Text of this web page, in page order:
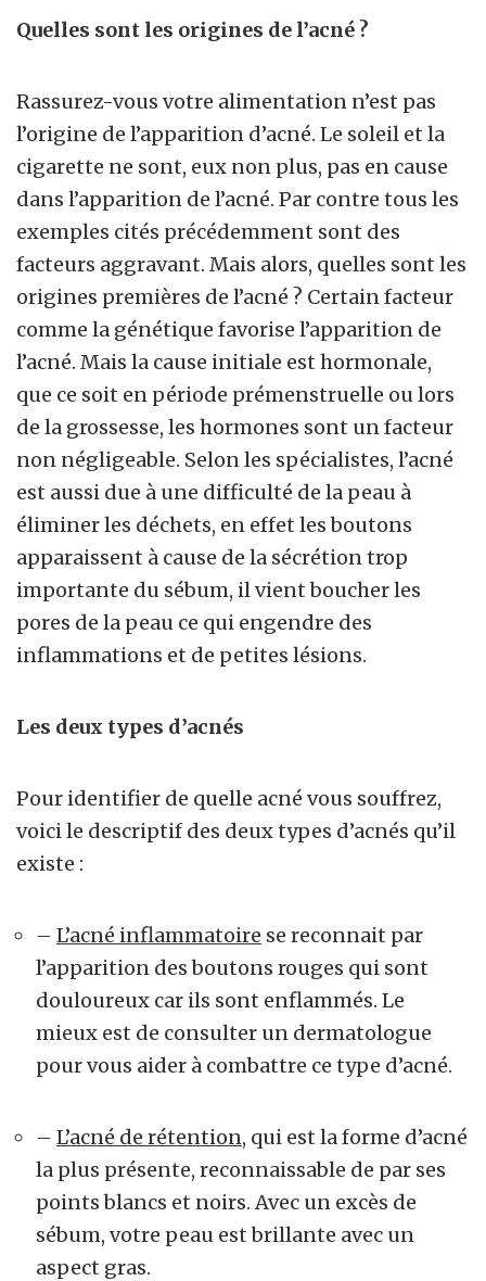
Quelles sont les origines de l’acné ?
Rassurez-vous votre alimentation n’est pas
l’origine de l’apparition d’acné. Le soleil et la
cigarette ne sont, eux non plus, pas en cause
dans l’apparition de l’acné. Par contre tous les
exemples cités précédemment sont des
facteurs aggravant. Mais alors, quelles sont les
origines premières de l’acné ? Certain facteur
comme la génétique favorise l’apparition de
l’acné. Mais la cause initiale est hormonale,
que ce soit en période prémenstruelle ou lors
de la grossesse, les hormones sont un facteur
non négligeable. Selon les spécialistes, l’acné
est aussi due à une difficulté de la peau à
éliminer les déchets, en effet les boutons
apparaissent à cause de la sécrétion trop
importante du sébum, il vient boucher les
pores de la peau ce qui engendre des
inflammations et de petites lésions.
Les deux types d’acnés
Pour identifier de quelle acné vous souffrez,
voici le descriptif des deux types d’acnés qu’il
existe :
– L’acné inflammatoire se reconnait par
l’apparition des boutons rouges qui sont
douloureux car ils sont enflammés. Le
mieux est de consulter un dermatologue
pour vous aider à combattre ce type d’acné.
– L’acné de rétention, qui est la forme d’acné
la plus présente, reconnaissable de par ses
points blancs et noirs. Avec un excès de
sébum, votre peau est brillante avec un
aspect gras.